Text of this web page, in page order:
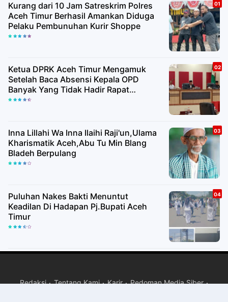
Kurang dari 10 Jam Satreskrim Polres
Aceh Timur Berhasil Amankan Diduga
Pelaku Pembunuhan Kurir Shoppe
Ketua DPRK Aceh Timur Mengamuk
Setelah Baca Absensi Kepala OPD
Banyak Yang Tidak Hadir Rapat
Paripurna
Inna Lillahi Wa Inna Ilaihi Raji'un,Ulama
Kharismatik Aceh,Abu Tu Min Blang
Bladeh Berpulang
Puluhan Nakes Bakti Menuntut
Keadilan Di Hadapan Pj.Bupati Aceh
Timur
Redaksi Tentang Kami Karir Pedoman Media Siber